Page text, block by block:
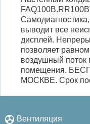
выводит все
дисплей.
позволяет
воздушный поток
помещения.
МОСКВЕ. Срок
Вентиляция